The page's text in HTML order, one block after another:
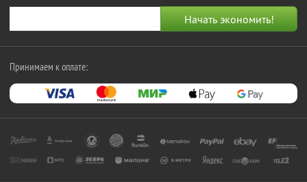
Принимаем к оплате: